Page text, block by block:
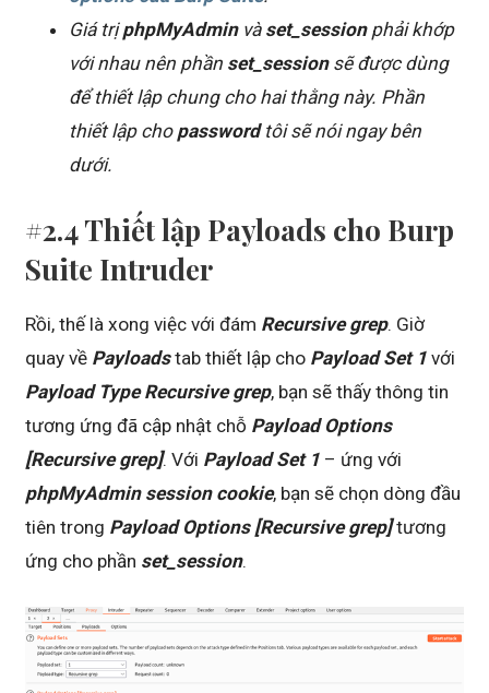
Giá trịphpMyAdminvà set_sessionphải khớp
với nhau nên phần set_sessionsẽ được dùng
để thiết lập chung cho hai thằng này. Phần
thiết lập cho passwordtôi sẽ nói ngay bên
dưới.
#2.4 Thiết lập Payloads cho Burp
Suite Intruder
Rồi, thế là xong việc với đám Recursive grep. Giờ
quay về Payloadstab thiết lập cho Payload Set 1 với
Payload Type Recursive grep, bạn sẽ thấy thông tin
tương ứng đã cập nhật chỗ Payload Options
[Recursive grep]. Với Payload Set 1 – ứng với
phpMyAdmin session cookie, bạn sẽ chọn dòng đầu
tiên trong Payload Options [Recursive grep]tương
ứng cho phần set_session.